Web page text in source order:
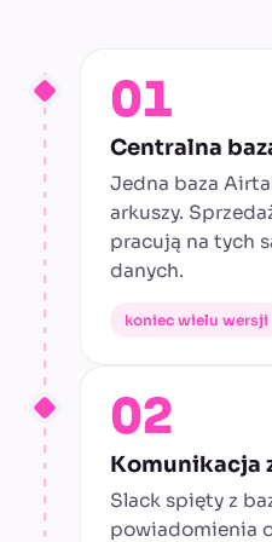
01
Centralna
Jedna baza
arkuszy.
pracują na tych
danych.
koniec wielu wersji
02
Komunikacja
Slack spięty z
powiadomienia